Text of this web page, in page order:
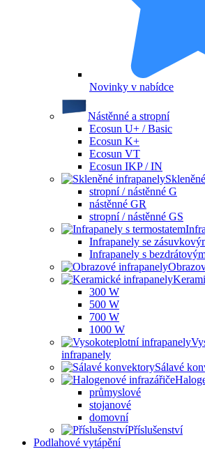
Novinky v nabídce
Nástěnné a stropní
Ecosun U+ / Basic
Ecosun K+
Ecosun VT
Ecosun IKP / IN
stropní / nástěnné G
nástěnné GR
stropní / nástěnné GS
Infrapanely se
Infrapanely s
300 W
500 W
700 W
1000 W
infrapanely
Sálavé
průmyslové
stojanové
domovní
Příslušenství
Podlahové vytápění